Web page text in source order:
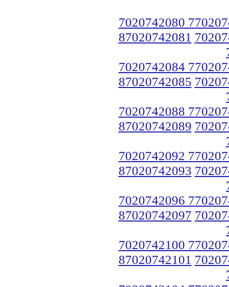
7020742080
87020742081
7020742084
87020742085
7020742088
87020742089
7020742092
87020742093
7020742096
87020742097
7020742100
87020742101